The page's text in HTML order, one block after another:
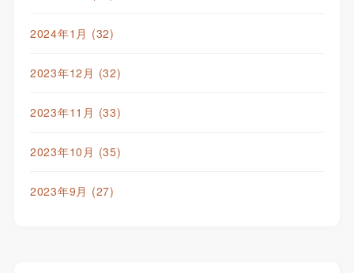
2024年1月 (32)
2023年12月 (32)
2023年11月 (33)
2023年10月 (35)
2023年9月 (27)